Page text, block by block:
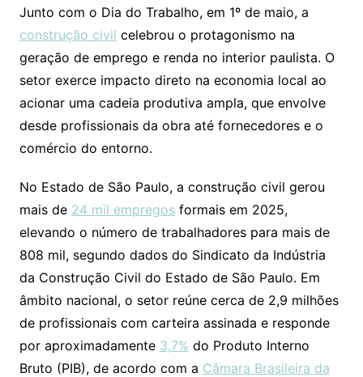
Junto com o Dia do Trabalho, em 1º de maio, a
construção civil celebrou o protagonismo na
geração de emprego e renda no interior paulista. O
setor exerce impacto direto na economia local ao
acionar uma cadeia produtiva ampla, que envolve
desde profissionais da obra até fornecedores e o
comércio do entorno.
No Estado de São Paulo, a construção civil gerou
mais de 24 mil empregosformais em 2025,
elevando o número de trabalhadores para mais de
808 mil, segundo dados do Sindicato da Indústria
da Construção Civil do Estado de São Paulo. Em
âmbito nacional, o setor reúne cerca de 2,9 milhões
de profissionais com carteira assinada e responde
por aproximadamente 3,7% do Produto Interno
Bruto (PIB), de acordo com a Câmara Brasileira da